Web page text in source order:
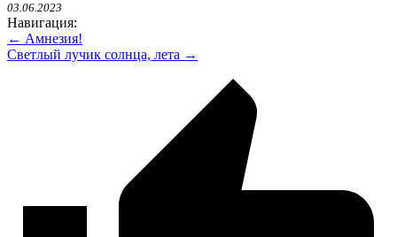
03.06.2023
Навигация:
← Амнезия!
Светлый лучик солнца, лета →